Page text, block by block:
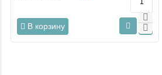
В корзину